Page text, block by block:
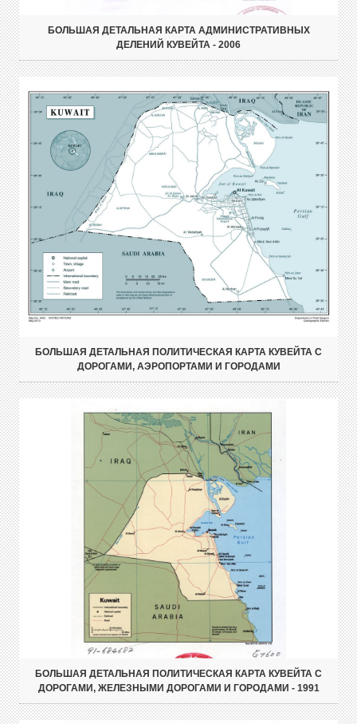
БОЛЬШАЯ ДЕТАЛЬНАЯ КАРТА АДМИНИСТРАТИВНЫХ
ДЕЛЕНИЙ КУВЕЙТА - 2006
БОЛЬШАЯ ДЕТАЛЬНАЯ ПОЛИТИЧЕСКАЯ КАРТА КУВЕЙТА С
ДОРОГАМИ, АЭРОПОРТАМИ И ГОРОДАМИ
БОЛЬШАЯ ДЕТАЛЬНАЯ ПОЛИТИЧЕСКАЯ КАРТА КУВЕЙТА С
ДОРОГАМИ, ЖЕЛЕЗНЫМИ ДОРОГАМИ И ГОРОДАМИ - 1991